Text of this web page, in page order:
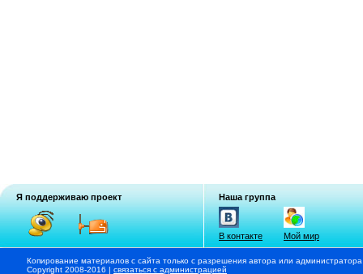
Я поддерживаю проект Наша группа
В контакте Мой мир
Копирование материалов с сайта только с разрешения автора или
Copyright 2008-2016 | связаться с администрацией